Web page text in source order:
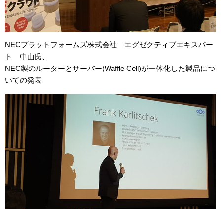
NECプラットフォームズ株式会社 エグゼクティブエキスパー
ト 中山氏、
NEC製のルーターとサーバー(Waffle Cell)が一体化した製品につ
いての発表